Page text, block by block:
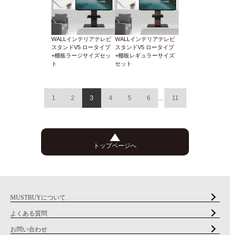
WALLインテリアテレビ
スタンドV5 ロータイプ
+棚板ラージサイズセッ
ト
WALLインテリアテレビ
スタンドV5 ロータイプ
+棚板レギュラーサイズ
セット
1 2 3 4 5 6 11
トップページへ
MUSTBUYについて
よくある質問
お問い合わせ